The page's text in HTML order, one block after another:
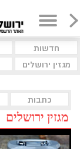
חדשות
מגזין ירושלים
כתבות
מגזין ירושלים